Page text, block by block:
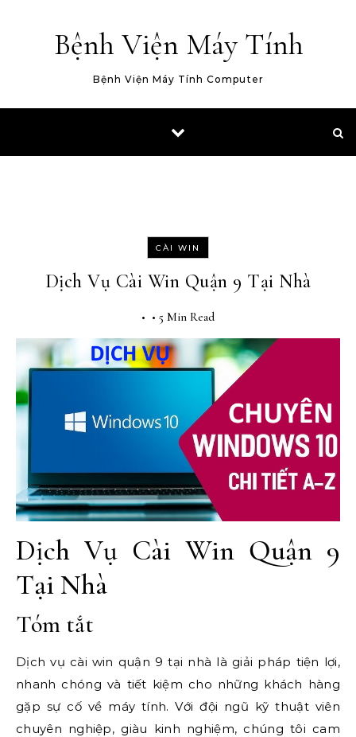
Bệnh Viện Máy Tính
Bệnh Viện Máy Tính Computer
CÀI WIN
Dịch Vụ Cài Win Quận 9 Tại Nhà
• • 5 Min Read
Dịch Vụ Cài Win Quận 9
Tại Nhà
Tóm tắt
Dịch vụ cài win quận 9 tại nhà là giải pháp tiện lợi,
nhanh chóng và tiết kiệm cho những khách hàng
gặp sự cố về máy tính. Với đội ngũ kỹ thuật viên
chuyên nghiệp, giàu kinh nghiệm, chúng tôi cam